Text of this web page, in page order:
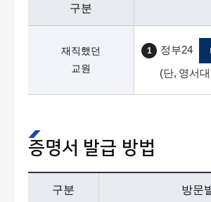
구분
재직했던
교원
1 정부24
(단, 영서
증명서 발급 방법
구분 방문